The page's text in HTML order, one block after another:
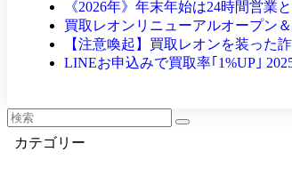
《2026年》年末年始は24時間営業
買取レオンリニューアルオープン
【注意喚起】買取レオンを装った
LINEお申込みで買取率｢1%UP｣
カテゴリー